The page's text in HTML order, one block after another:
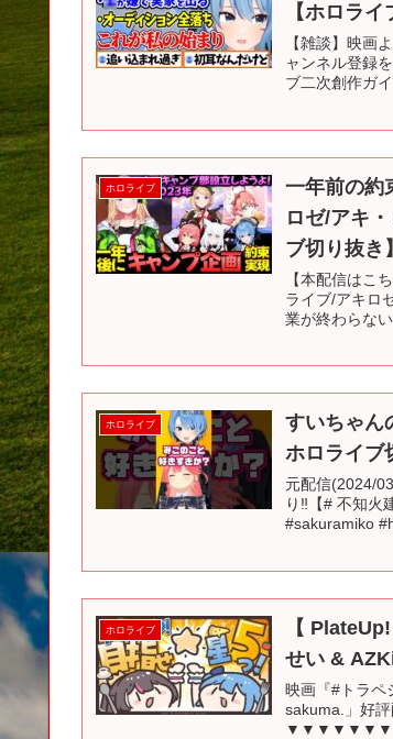
【ホロラ
【雑談】映画
ャンネル登録
ブ二次創作ガ
ホロライブ
一年前の約
ロゼ/アキ
ブ切り抜き】
【本配信はこ
ライブ/アキロ
業が終わらな
ホロライブ
すいちゃん
ホロライブ
元配信(2024/
り‼【# 不知
#sakuramiko
ホロライブ
【
せい &
映画『#トラペ
sakuma.」好